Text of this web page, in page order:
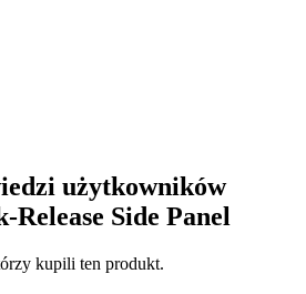
użytkowników
Side Panel
kupili ten produkt.